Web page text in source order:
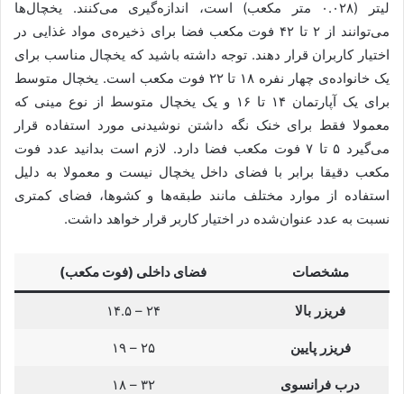
لیتر (۰.۰۲۸ متر مکعب) است، اندازه‌گیری می‌کنند. یخچال‌ها
می‌توانند از ۲ تا ۴۲ فوت مکعب فضا برای ذخیره‌ی مواد غذایی در
اختیار کاربران قرار دهند. توجه داشته باشید که یخچال مناسب برای
یک خانواده‌ی چهار نفره ۱۸ تا ۲۲ فوت مکعب است. یخچال متوسط
برای یک آپارتمان ۱۴ تا ۱۶ و یک یخچال متوسط از نوع مینی که
معمولا فقط برای خنک نگه داشتن نوشیدنی‌ مورد استفاده قرار
می‌گیرد ۵ تا ۷ فوت مکعب فضا دارد. لازم است بدانید عدد فوت
مکعب دقیقا برابر با فضای داخل یخچال نیست و معمولا به دلیل
استفاده از موارد مختلف مانند طبقه‌ها و کشوها، فضای کمتری
نسبت به عدد عنوان‌شده در اختیار کاربر قرار خواهد داشت.
مشخصات فضای داخلی (فوت مکعب)
فریزر بالا ۲۴ – ۱۴.۵
فریزر پایین ۲۵ – ۱۹
درب فرانسوی ۳۲ – ۱۸